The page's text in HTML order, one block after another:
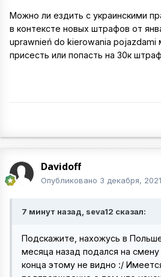
Можно ли ездить с украинскими
в контексте новых штрафов от
uprawnień do kierowania
присесть или попасть на 30к
Davidoff
Опубликовано 3 декабря, 2021
7 минут назад, seva12 сказал:
Подскажите, нахожусь в
месяца назад подался на смену
конца этому не видно :/